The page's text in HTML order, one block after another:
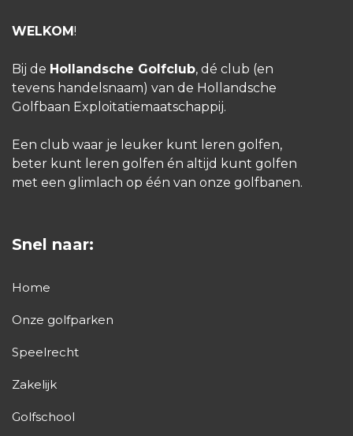
WELKOM !
Bij de Hollandsche Golfclub, dé club (en
tevens handelsnaam) van de Hollandsche
Golfbaan Exploitatiemaatschappij.
Een club waar je leuker kunt leren golfen,
beter kunt leren golfen én altijd kunt golfen
met een glimlach op één van onze golfbanen.
Snel naar:
Home
Onze golfparken
Speelrecht
Zakelijk
Golfschool